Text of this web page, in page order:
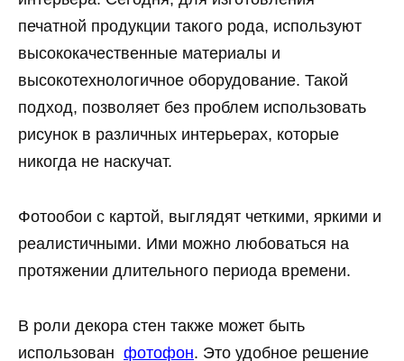
печатной продукции такого рода, используют
высококачественные материалы и
высокотехнологичное оборудование. Такой
подход, позволяет без проблем использовать
рисунок в различных интерьерах, которые
никогда не наскучат.
Фотообои с картой, выглядят четкими, яркими и
реалистичными. Ими можно любоваться на
протяжении длительного периода времени.
В роли декора стен также может быть
использован фотофон. Это удобное решение